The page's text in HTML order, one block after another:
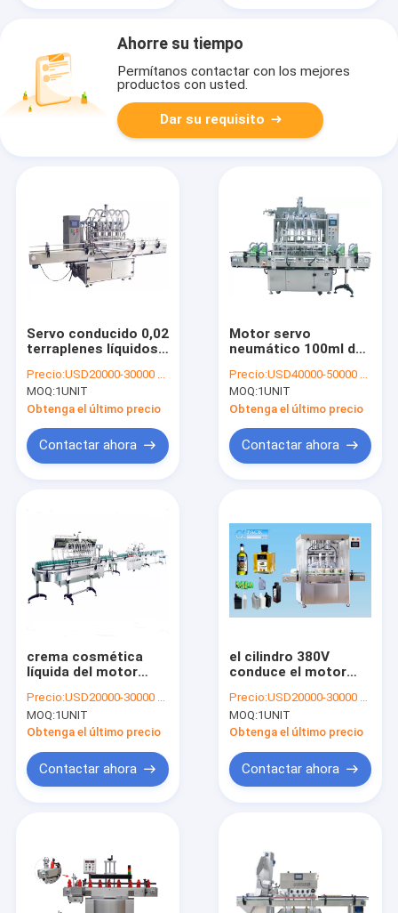
Sobre nosotros
Ahorre su tiempo
Permítanos contactar con los mejores
productos con usted.
Dar su requisito
Servo conducido 0,02
terraplenes líquidos
la bomba de pistón
de la máquina de
rellenar de la botella
de la exactitud
Precio:USD20000-30000 per unit
MOQ:1UNIT
Obtenga el último precio
Contactar ahora
Motor servo
neumático 100ml de
rellenar del pistón del
LCD de la bebida
Precio:USD40000-50000 per unit
MOQ:1UNIT
Obtenga el último precio
Contactar ahora
crema cosmética
líquida del motor
de rellenar de la
botella de 60Hz GMP
Precio:USD20000-30000 per unit
MOQ:1UNIT
Obtenga el último precio
Contactar ahora
el cilindro 380V
conduce el motor
25bottles/Min del
equipo del pistón
Precio:USD20000-30000 per unit
MOQ:1UNIT
Obtenga el último precio
Contactar ahora